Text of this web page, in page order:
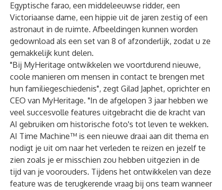
Egyptische farao, een middeleeuwse ridder, een
Victoriaanse dame, een hippie uit de jaren zestig of een
astronaut in de ruimte. Afbeeldingen kunnen worden
gedownload als een set van 8 of afzonderlijk, zodat u ze
gemakkelijk kunt delen.
"Bij MyHeritage ontwikkelen we voortdurend nieuwe,
coole manieren om mensen in contact te brengen met
hun familiegeschiedenis", zegt Gilad Japhet, oprichter en
CEO van MyHeritage. "In de afgelopen 3 jaar hebben we
veel succesvolle features uitgebracht die de kracht van
AI gebruiken om historische foto's tot leven te wekken.
AI Time Machine™ is een nieuwe draai aan dit thema en
nodigt je uit om naar het verleden te reizen en jezelf te
zien zoals je er misschien zou hebben uitgezien in de
tijd van je voorouders. Tijdens het ontwikkelen van deze
feature was de terugkerende vraag bij ons team wanneer